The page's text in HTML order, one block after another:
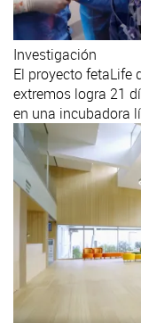
Investigación
El proyecto fetaLife
extremos logra 21
en una incubadora